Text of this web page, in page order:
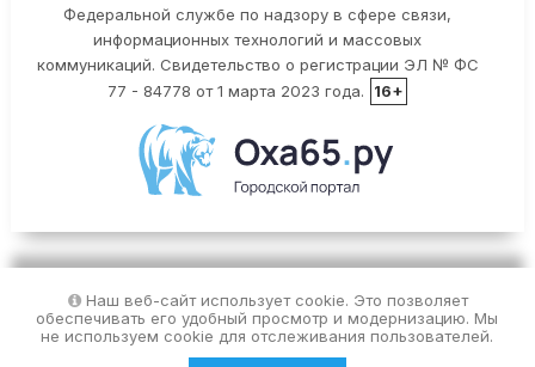
Федеральной службе по надзору в сфере связи,
информационных технологий и массовых
коммуникаций. Свидетельство о регистрации ЭЛ № ФС
77 - 84778 от 1 марта 2023 года.
16+
Наш веб-сайт использует cookie. Это позволяет
обеспечивать его удобный просмотр и модернизацию. Мы
не используем cookie для отслеживания пользователей.